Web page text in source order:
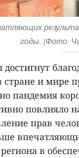
годы. (Фото:
достигнут
стране и мире
пандемия
повлияло
прав
в